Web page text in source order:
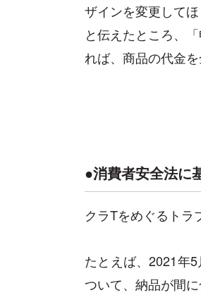
ザインを変更して
と伝えたところ、
れば、商品の代金
●消費者安全法に
クラTをめぐるトラ
たとえば、2021年
ついて、納品が間